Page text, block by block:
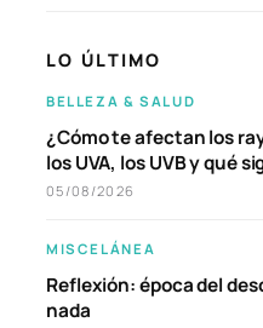
LO ÚLTIMO
BELLEZA & SALUD
¿Cómo te afectan los
los UVA, los UVB y qué
05/08/2026
MISCELÁNEA
Reflexión: época del
nada